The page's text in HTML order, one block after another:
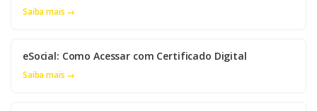
Saiba mais →
eSocial: Como Acessar com Certificado Digital
Saiba mais →